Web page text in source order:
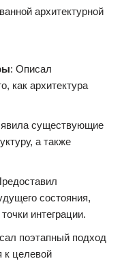
архитектурной
: Описал
как архитектура
существующие
а также
состояния,
интеграции.
поэтапный подход
к целевой